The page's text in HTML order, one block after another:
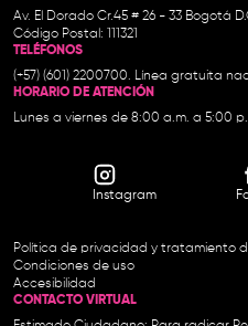
Av. El Dorado Cr.45 # 26 - 33 Bogotá
Código Postal: 111321
TELÉFONOS
(+57) (601) 2200700. Línea gratuita
HORARIO DE ATENCIÓN
Lunes a viernes de 8:00 a.m. a 5:00
Instagram
Política de privacidad y tratamiento
Condiciones de uso
Accesibilidad
CONTACTO VIRTUAL